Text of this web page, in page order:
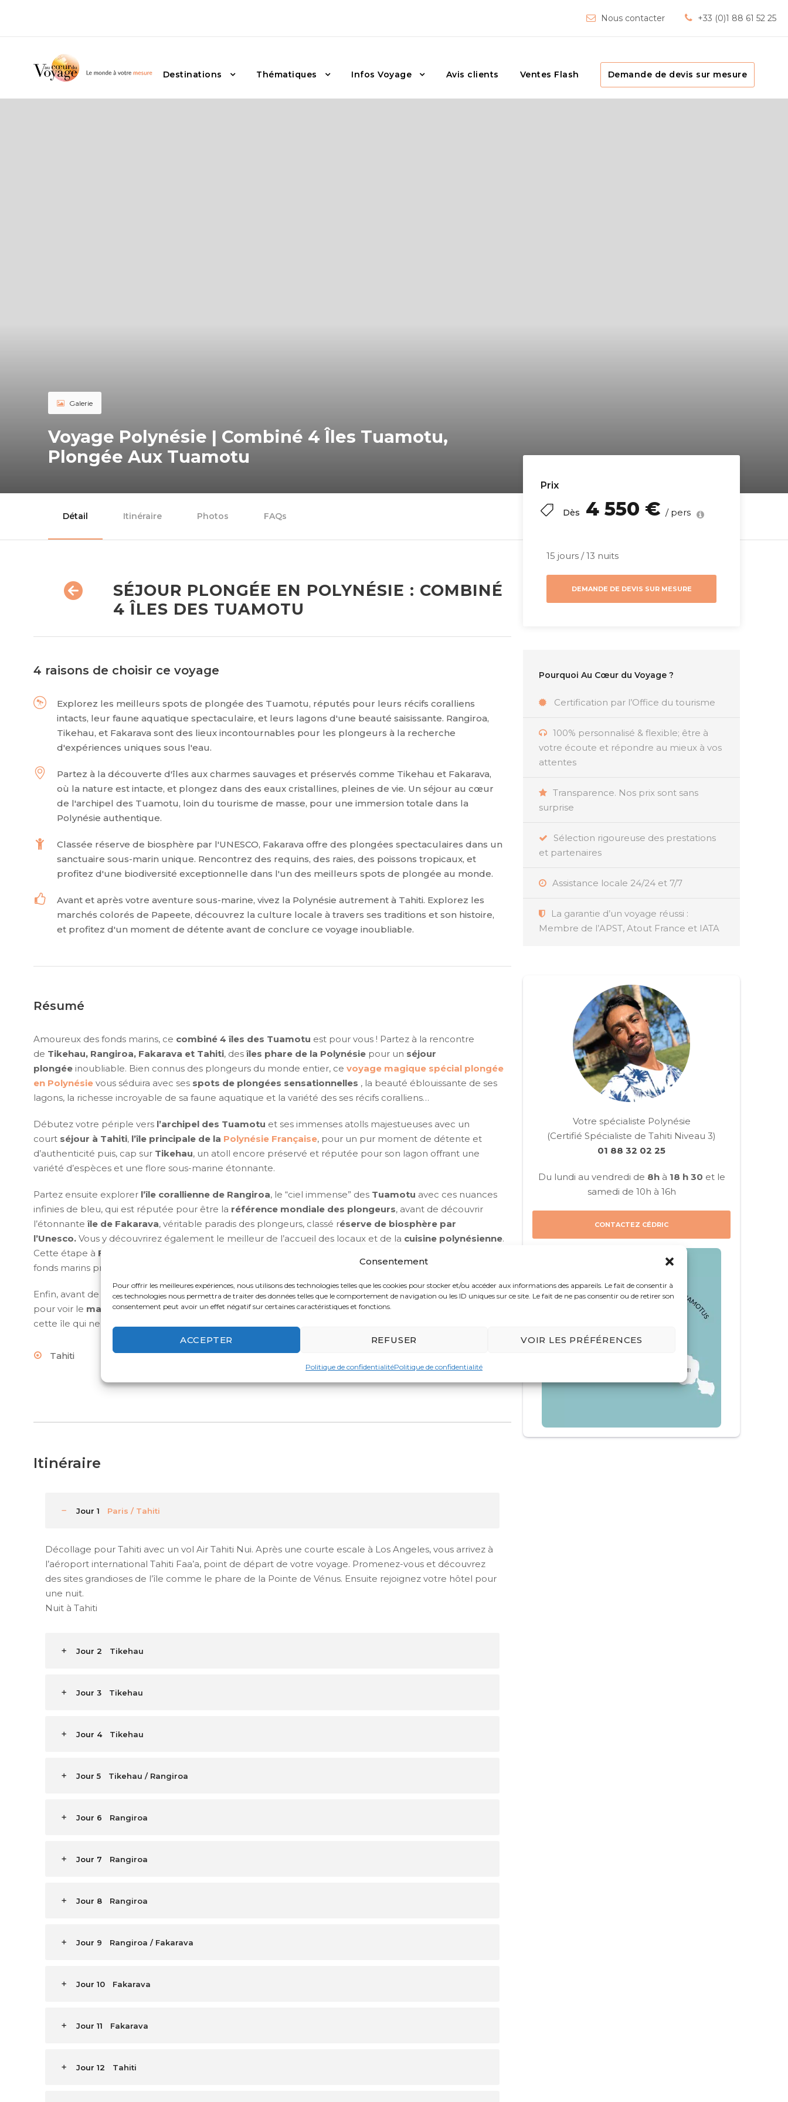
Consentement
Pour offrir les meilleures expériences, nous utilisons des technologies telles que les cookies pour stocker et/ou accéder aux informations des appareils. Le fait de consentir à
ces technologies nous permettra de traiter des données telles que le comportement de navigation ou les ID uniques sur ce site. Le fait de ne pas consentir ou de retirer son
consentement peut avoir un effet négatif sur certaines caractéristiques et fonctions.
ACCEPTER REFUSER VOIR LES PRÉFÉRENCES
Politique de confidentialitéPolitique de confidentialité
Nous contacter +33 (0)1 88 61 52 25
Destinations Thématiques Infos Voyage Avis clients Ventes Flash Demande de devis sur mesure
Galerie
Voyage Polynésie | Combiné 4 Îles Tuamotu,
Plongée Aux Tuamotu
Prix
Dès 4 550 € / pers
15 jours / 13 nuits
DEMANDE DE DEVIS SUR MESURE
Pourquoi Au Cœur du Voyage ?
Certification par l’Office du tourisme
100% personnalisé & flexible; être à
votre écoute et répondre au mieux à vos
attentes
Transparence. Nos prix sont sans
surprise
Sélection rigoureuse des prestations
et partenaires
Assistance locale 24/24 et 7/7
La garantie d’un voyage réussi :
Membre de l’APST, Atout France et IATA
Votre spécialiste Polynésie
(Certifié Spécialiste de Tahiti Niveau 3)
01 88 32 02 25
Du lundi au vendredi de 8hà 18 h 30 et le
samedi de 10h à 16h
CONTACTEZ CÉDRIC
Détail Itinéraire Photos FAQs
SÉJOUR PLONGÉE EN POLYNÉSIE : COMBINÉ
4 ÎLES DES TUAMOTU
4 raisons de choisir ce voyage
Explorez les meilleurs spots de plongée des Tuamotu, réputés pour leurs récifs coralliens
intacts, leur faune aquatique spectaculaire, et leurs lagons d'une beauté saisissante. Rangiroa,
Tikehau, et Fakarava sont des lieux incontournables pour les plongeurs à la recherche
d'expériences uniques sous l'eau.
Partez à la découverte d'îles aux charmes sauvages et préservés comme Tikehau et Fakarava,
où la nature est intacte, et plongez dans des eaux cristallines, pleines de vie. Un séjour au cœur
de l'archipel des Tuamotu, loin du tourisme de masse, pour une immersion totale dans la
Polynésie authentique.
Classée réserve de biosphère par l'UNESCO, Fakarava offre des plongées spectaculaires dans un
sanctuaire sous-marin unique. Rencontrez des requins, des raies, des poissons tropicaux, et
profitez d'une biodiversité exceptionnelle dans l'un des meilleurs spots de plongée au monde.
Avant et après votre aventure sous-marine, vivez la Polynésie autrement à Tahiti. Explorez les
marchés colorés de Papeete, découvrez la culture locale à travers ses traditions et son histoire,
et profitez d'un moment de détente avant de conclure ce voyage inoubliable.
Résumé
Amoureux des fonds marins, ce combiné 4 îles des Tuamotu est pour vous ! Partez à la rencontre
de Tikehau, Rangiroa, Fakarava et Tahiti, des îles phare de la Polynésie pour un séjour
plongée inoubliable. Bien connus des plongeurs du monde entier, ce voyage magique spécial plongée
en Polynésie vous séduira avec ses spots de plongées sensationnelles , la beauté éblouissante de ses
lagons, la richesse incroyable de sa faune aquatique et la variété des ses récifs coralliens…
Débutez votre périple vers l’archipel des Tuamotu et ses immenses atolls majestueuses avec un
court séjour à Tahiti, l’île principale de la Polynésie Française, pour un pur moment de détente et
d’authenticité puis, cap sur Tikehau, un atoll encore préservé et réputée pour son lagon offrant une
variété d’espèces et une flore sous-marine étonnante.
Partez ensuite explorer l’île corallienne de Rangiroa, le “ciel immense” des Tuamotu avec ces nuances
infinies de bleu, qui est réputée pour être la référence mondiale des plongeurs, avant de découvrir
l’étonnante île de Fakarava, véritable paradis des plongeurs, classé réserve de biosphère par
l’Unesco. Vous y découvrirez également le meilleur de l’accueil des locaux et de la cuisine polynésienne.
Cette étape à Fakarava
fonds marins préservés : aussi bien au niveau des coraux que des nombreuses espèces de poissons.
Enfin, avant de quitter le paradis, terminez votre voyage par deux dernièresnuits à Tahitiet profitez-en
pour voir le marché de Papeete et l’animation de ce chef-lieu mais aussi explorer les autres facettes de
cette île qui ne manquera pas de vous surprendre avec ses trésors historiques et culturelle.
Tahiti Tikehau Rangiroa
Itinéraire
Jour 1 Paris / Tahiti
Décollage pour Tahiti avec un vol Air Tahiti Nui. Après une courte escale à Los Angeles, vous arrivez à
l’aéroport international Tahiti Faa’a, point de départ de votre voyage. Promenez-vous et découvrez
des sites grandioses de l’île comme le phare de la Pointe de Vénus. Ensuite rejoignez votre hôtel pour
une nuit.
Nuit à Tahiti
Jour 2 Tikehau
Jour 3 Tikehau
Jour 4 Tikehau
Jour 5 Tikehau / Rangiroa
Jour 6 Rangiroa
Jour 7 Rangiroa
Jour 8 Rangiroa
Jour 9 Rangiroa / Fakarava
Jour 10 Fakarava
Jour 11 Fakarava
Jour 12 Tahiti